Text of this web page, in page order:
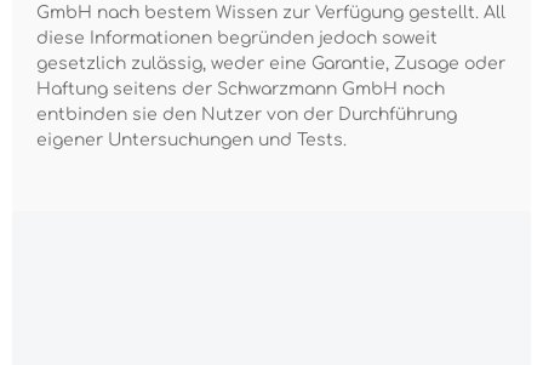
GmbH nach bestem Wissen zur Verfügung gestellt. All
diese Informationen begründen jedoch soweit
gesetzlich zulässig, weder eine Garantie, Zusage oder
Haftung seitens der Schwarzmann GmbH noch
entbinden sie den Nutzer von der Durchführung
eigener Untersuchungen und Tests.